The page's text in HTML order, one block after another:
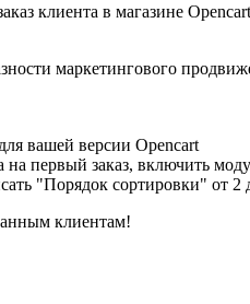
клиента в магазине
маркетингового
вашей версии Opencart
первый заказ, включить
"Порядок сортировки" от 2
клиентам!